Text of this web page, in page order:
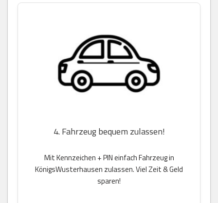
4. Fahrzeug bequem zulassen!
Mit Kennzeichen + PIN einfach Fahrzeug in
KönigsWusterhausen zulassen. Viel Zeit & Geld
sparen!